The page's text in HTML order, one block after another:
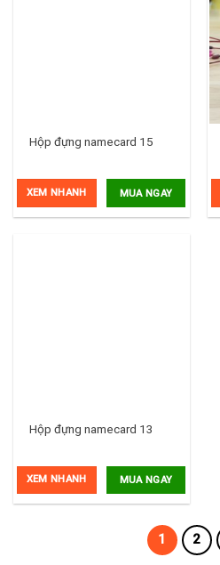
Hộp đựng namecard 15
MUA NGAY
XEM NHANH
Hộp đựng namecard 13
MUA NGAY
XEM NHANH
1 2